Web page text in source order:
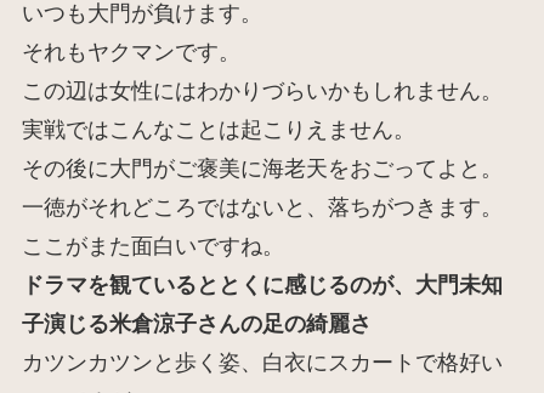
いつも大門が負けます。
それもヤクマンです。
この辺は女性にはわかりづらいかもしれません。
実戦ではこんなことは起こりえません。
その後に大門がご褒美に海老天をおごってよと。
一徳がそれどころではないと、落ちがつきます。
ここがまた面白いですね。
ドラマを観ているととくに感じるのが、大門未知
子演じる米倉涼子さんの足の綺麗さ
カツンカツンと歩く姿、白衣にスカートで格好い